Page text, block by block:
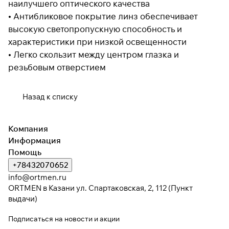
наилучшего оптического качества
• Антибликовое покрытие линз обеспечивает
высокую светопропускную способность и
характеристики при низкой освещенности
• Легко скользит между центром глазка и
резьбовым отверстием
Назад к списку
Подробнее
об оплате Плайтом
Компания
Информация
Помощь
+78432070652
info@ortmen.ru
ORTMEN в Казани ул. Спартаковская, 2, 112 (Пункт
выдачи)
Подписаться на новости и акции